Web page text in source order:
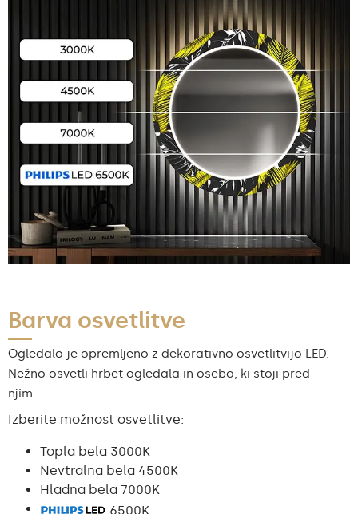
Barva osvetlitve
Ogledalo je opremljeno z dekorativno osvetlitvijo LED.
Nežno osvetli hrbet ogledala in osebo, ki stoji pred
njim.
Izberite možnost osvetlitve:
Topla bela 3000K
Nevtralna bela 4500K
Hladna bela 7000K
6500K